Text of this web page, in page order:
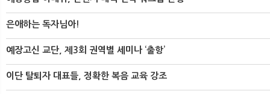
은애하는 독자님아!
예장고신 교단, 제3회 권역별 세미나 ‘출항’
이단 탈퇴자 대표들, 정확한 복음 교육 강조